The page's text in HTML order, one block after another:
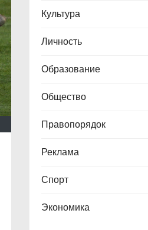
Культура
Личность
Образование
Общество
Правопорядок
Реклама
Спорт
Экономика